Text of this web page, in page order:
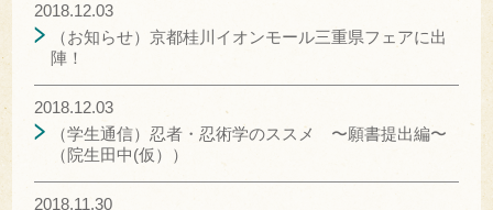
（お知らせ）京都桂川イオンモール三重県フェアに出
陣！
2018.12.03
（学生通信）忍者・忍術学のススメ 〜願書提出編〜
（院生田中(仮））
2018.12.03
2018.11.30